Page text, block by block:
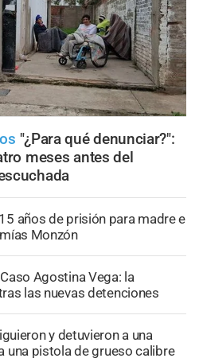
"¿Para qué denunciar?":
meses antes del
años de prisión para madre e
Monzón
Caso Agostina Vega: la
las nuevas detenciones
y detuvieron a una
una pistola de grueso calibre